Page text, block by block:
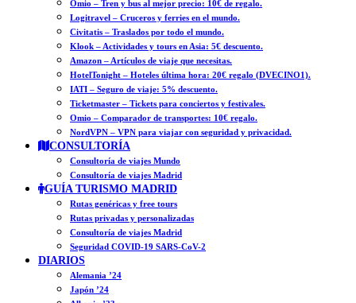
Omio – Tren y bus al mejor precio: 10€ de regalo.
Logitravel – Cruceros y ferries en el mundo.
Civitatis – Traslados por todo el mundo.
Klook – Actividades y tours en Asia: 5€ descuento.
Amazon – Artículos de viaje que necesitas.
HotelTonight – Hoteles última hora: 20€ regalo (DVECINO1).
IATI – Seguro de viaje: 5% descuento.
Ticketmaster – Tickets para conciertos y festivales.
Omio – Comparador de transportes: 10€ regalo.
NordVPN – VPN para viajar con seguridad y privacidad.
CONSULTORÍA
Consultoría de viajes Mundo
Consultoría de viajes Madrid
GUÍA TURISMO MADRID
Rutas genéricas y free tours
Rutas privadas y personalizadas
Consultoría de viajes Madrid
Seguridad COVID-19 SARS-CoV-2
DIARIOS
Alemania ’24
Japón ’24